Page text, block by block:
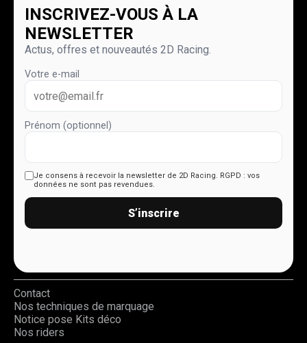
INSCRIVEZ-VOUS À LA
NEWSLETTER
Actus, offres et nouveautés 2D Racing.
Votre e-mail
Prénom (optionnel)
Je consens à recevoir la newsletter de 2D Racing. RGPD : vos
données ne sont pas revendues.
S’inscrire
Contact
Nos techniques de marquage
Notice pose Kits déco
Nos riders